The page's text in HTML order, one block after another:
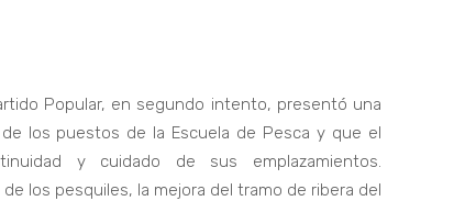
Popular, en segundo intento, presentó una
los puestos de la Escuela de Pesca y que el
y cuidado de sus emplazamientos.
los pesquiles, la mejora del tramo de ribera del